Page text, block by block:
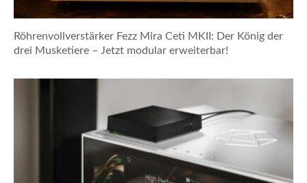
Röhrenvollverstärker Fezz Mira Ceti MKII: Der König der
drei Musketiere – Jetzt modular erweiterbar!